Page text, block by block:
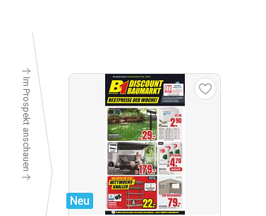
Im Prospekt anschauen
Neu